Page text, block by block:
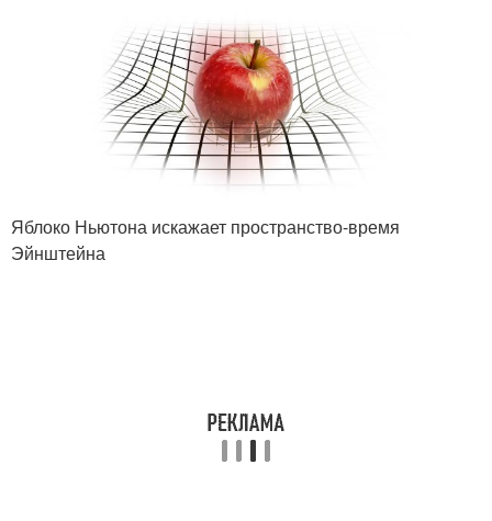
Яблоко Ньютона искажает пространство-время
Эйнштейна